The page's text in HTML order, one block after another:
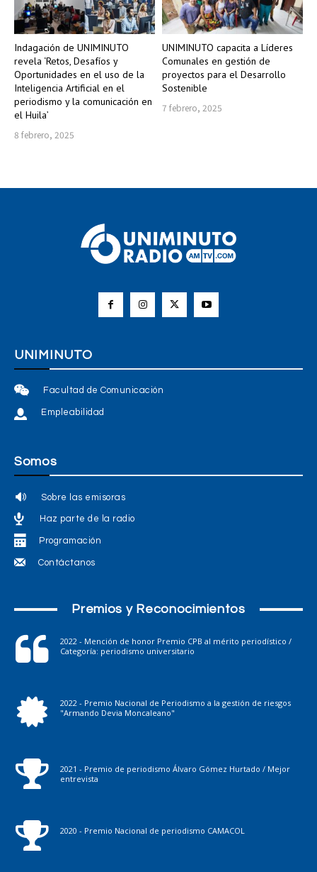
Indagación de UNIMINUTO
revela ‘Retos, Desafíos y
Oportunidades en el uso de la
Inteligencia Artificial en el
periodismo y la comunicación en
el Huila’
8 febrero, 2025
UNIMINUTO capacita a Líderes
Comunales en gestión de
proyectos para el Desarrollo
Sostenible
7 febrero, 2025
UNIMINUTO
Facultad de Comunicación
Empleabilidad
Somos
Sobre las emisoras
Haz parte de la radio
Programación
Contáctanos
Premios y Reconocimientos
2022 - Mención de honor Premio CPB al mérito periodístico /
Categoría: periodismo universitario
2022 - Premio Nacional de Periodismo a la gestión de riesgos
"Armando Devia Moncaleano"
2021 - Premio de periodismo Álvaro Gómez Hurtado / Mejor
entrevista
2020 - Premio Nacional de periodismo CAMACOL